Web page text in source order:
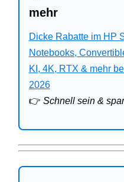
Business
Angebote
Bitdefender
Ratgeber
mehr
Dicke Rabatte im HP
Notebooks,
KI, 4K, RTX & mehr
2026
👉 Schnell sein &